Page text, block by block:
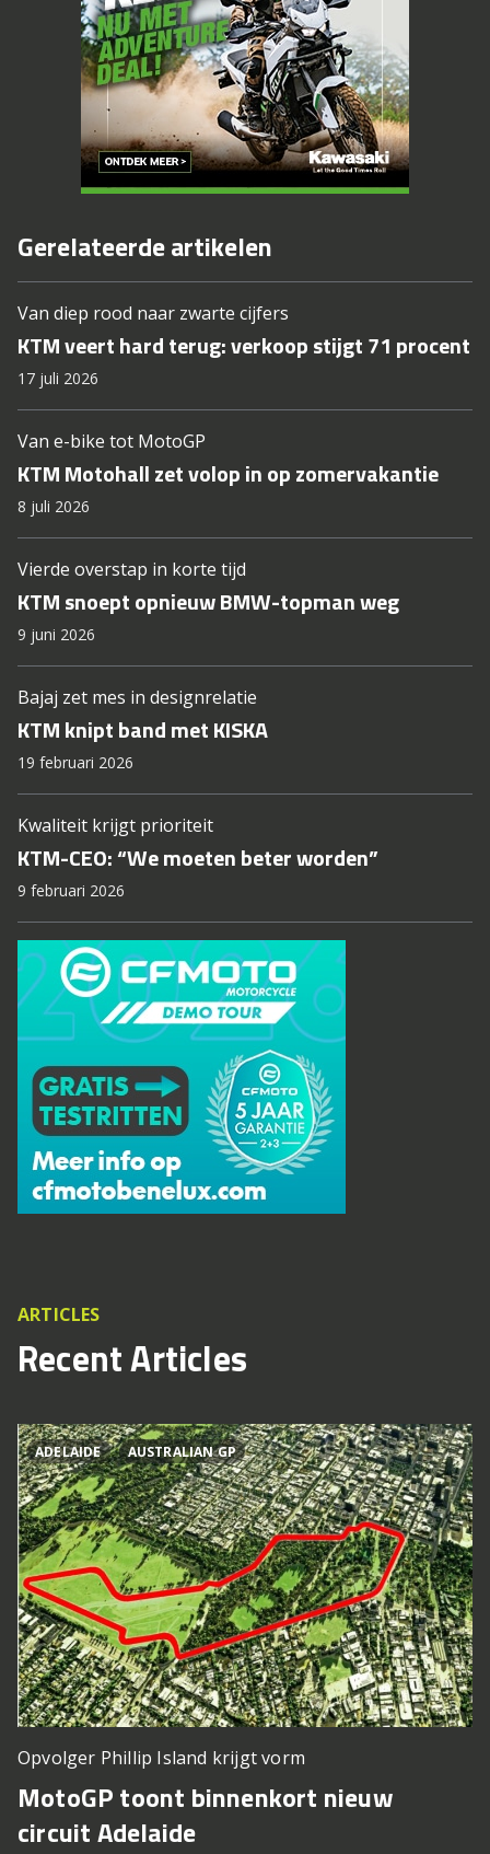
Gerelateerde artikelen
Van diep rood naar zwarte cijfers
KTM veert hard terug: verkoop stijgt 71 procent
17 juli 2026
Van e-bike tot MotoGP
KTM Motohall zet volop in op zomervakantie
8 juli 2026
Vierde overstap in korte tijd
KTM snoept opnieuw BMW-topman weg
9 juni 2026
Bajaj zet mes in designrelatie
KTM knipt band met KISKA
19 februari 2026
Kwaliteit krijgt prioriteit
KTM-CEO: “We moeten beter worden”
9 februari 2026
ARTICLES
Recent Articles
ADELAIDE AUSTRALIAN GP
Opvolger Phillip Island krijgt vorm
MotoGP toont binnenkort nieuw
circuit Adelaide